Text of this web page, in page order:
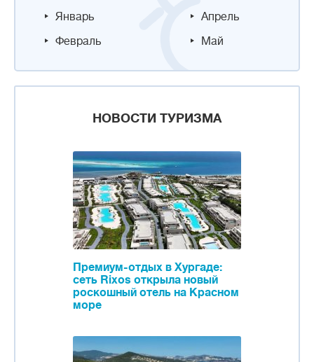
Январь
Февраль
Апрель
Май
НОВОСТИ ТУРИЗМА
Премиум-отдых в Хургаде:
сеть Rixos открыла новый
роскошный отель на Красном
море